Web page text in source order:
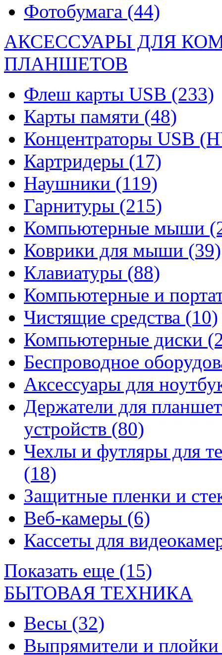
Фотобумага (44)
АКСЕССУАРЫ ДЛЯ
ПЛАНШЕТОВ
Флеш карты USB (233)
Карты памяти (48)
Концентраторы USB
Картридеры (17)
Наушники (119)
Гарнитуры (215)
Компьютерные мыши
Коврики для мыши (39)
Клавиатуры (88)
Компьютерные и
Чистящие средства (10)
Компьютерные диски
Беспроводное
Аксессуары для
Держатели для
устройств (80)
Чехлы и футляры для
(18)
Защитные пленки и
Веб-камеры (6)
Кассеты для
Показать еще (15)
БЫТОВАЯ ТЕХНИКА
Весы (32)
Выпрямители и